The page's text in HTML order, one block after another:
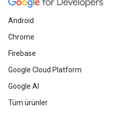
Android
Chrome
Firebase
Google Cloud Platform
Google AI
Tüm ürünler